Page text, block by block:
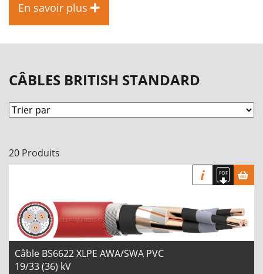
En savoir plus
CÂBLES BRITISH STANDARD
20 Produits
Câble BS6622 XLPE AWA/SWA PVC
19/33 (36) kV